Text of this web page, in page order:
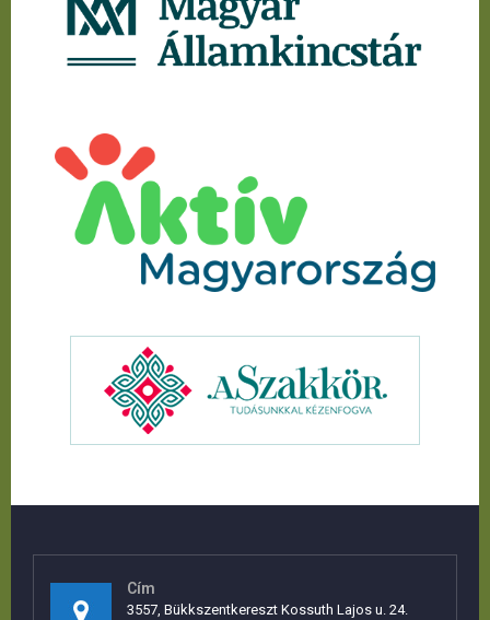
Cím
3557, Bükkszentkereszt Kossuth Lajos u. 24.